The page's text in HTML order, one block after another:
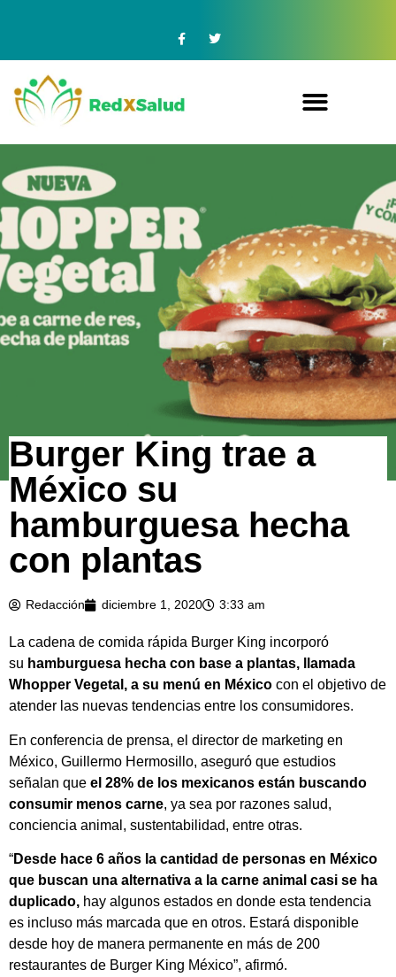
Burger King trae a
México su
hamburguesa hecha
con plantas
Redacción diciembre 1, 2020 3:33 am
La cadena de comida rápida Burger King incorporó
su hamburguesa hecha con base a plantas, llamada
Whopper Vegetal, a su menú en México con el objetivo de
atender las nuevas tendencias entre los consumidores.
En conferencia de prensa, el director de marketing en
México, Guillermo Hermosillo, aseguró que estudios
señalan que el 28% de los mexicanos están buscando
consumir menos carne, ya sea por razones salud,
conciencia animal, sustentabilidad, entre otras.
“Desde hace 6 años la cantidad de personas en México
que buscan una alternativa a la carne animal casi se ha
duplicado, hay algunos estados en donde esta tendencia
es incluso más marcada que en otros. Estará disponible
desde hoy de manera permanente en más de 200
restaurantes de Burger King México”, afirmó.